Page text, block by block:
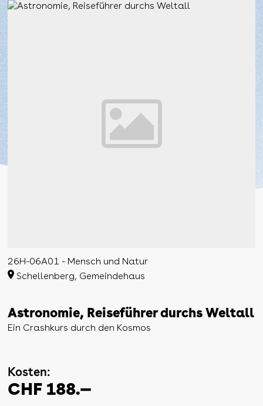
26H-06A01 - Mensch und Natur
Schellenberg, Gemeindehaus
Astronomie, Reiseführer durchs Weltall
Ein Crashkurs durch den Kosmos
Kosten:
CHF 188.—